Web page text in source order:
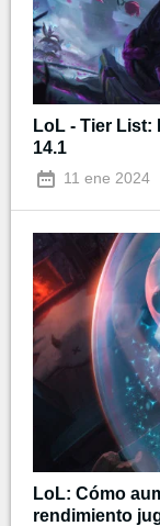
LoL - Tier
14.1
11 ene 2024
LoL: Cómo
rendimiento